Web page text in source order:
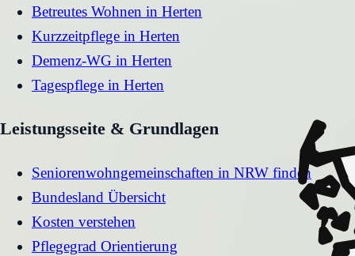
Betreutes Wohnen in Herten
Kurzzeitpflege in Herten
Demenz-WG in Herten
Tagespflege in Herten
Leistungsseite & Grundlagen
Seniorenwohngemeinschaften in NRW finden
Bundesland Übersicht
Kosten verstehen
Pflegegrad Orientierung